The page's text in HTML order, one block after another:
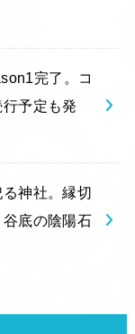
完了。コ
予定も発
る神社。縁切
底の陰陽石